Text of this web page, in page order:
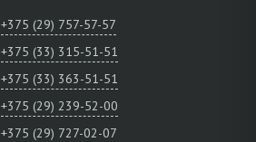
+375 (29) 757-57-57
+375 (33) 315-51-51
+375 (33) 363-51-51
+375 (29) 239-52-00
+375 (29) 727-02-07